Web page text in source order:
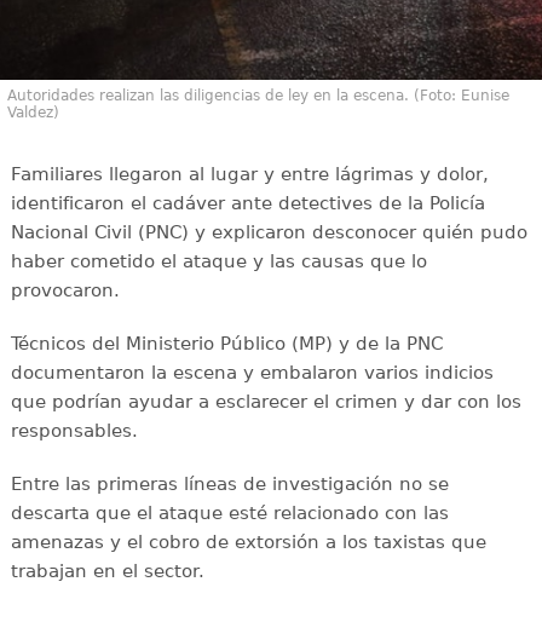
Autoridades realizan las diligencias de ley en la escena. (Foto: Eunise
Valdez)
Familiares llegaron al lugar y entre lágrimas y dolor,
identificaron el cadáver ante detectives de la Policía
Nacional Civil (PNC) y explicaron desconocer quién pudo
haber cometido el ataque y las causas que lo
provocaron.
Técnicos del Ministerio Público (MP) y de la PNC
documentaron la escena y embalaron varios indicios
que podrían ayudar a esclarecer el crimen y dar con los
responsables.
Entre las primeras líneas de investigación no se
descarta que el ataque esté relacionado con las
amenazas y el cobro de extorsión a los taxistas que
trabajan en el sector.